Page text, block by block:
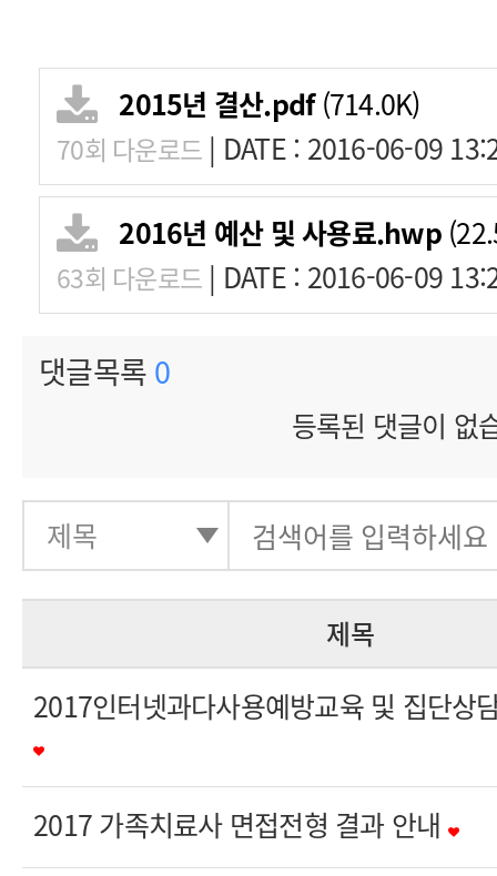
2015년 결산.pdf(714.0K)
70회 다운로드 | DATE : 2016-06-09
2016년 예산 및 사용료.hwp
63회 다운로드 | DATE : 2016-06-09
댓글목록 0
등록된 댓글이 없
제목
2017인터넷과다사용예방교육 및 집단상
2017 가족치료사 면접전형 결과 안내